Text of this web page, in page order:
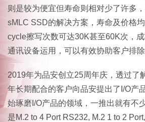
则是较为便宜但寿命则相对少了许多
sMLC SSD的解决方案，寿命及价格
cycle擦写次数可达30K甚至60K次，
通讯设备运用，可以有效协助客户排除
2019年为品安创立25周年庆，透过了
年长期配合的客户向品安提出了I/O产
始琢磨I/O产品的领域，一推出就有不
是M.2 to 4 Port RS232, M.2 1 to 2